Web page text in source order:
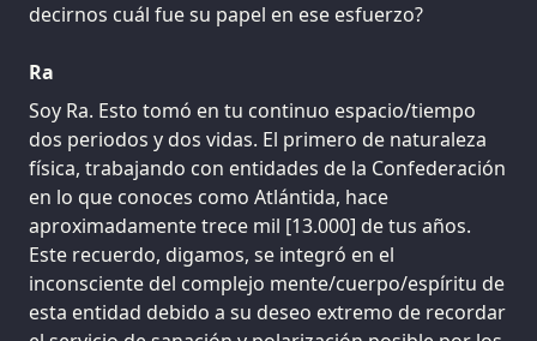
decirnos cuál fue su papel en ese esfuerzo?
Ra
Soy Ra. Esto tomó en tu continuo espacio/tiempo
dos periodos y dos vidas. El primero de naturaleza
física, trabajando con entidades de la Confederación
en lo que conoces como Atlántida, hace
aproximadamente trece mil [13.000] de tus años.
Este recuerdo, digamos, se integró en el
inconsciente del complejo mente/cuerpo/espíritu de
esta entidad debido a su deseo extremo de recordar